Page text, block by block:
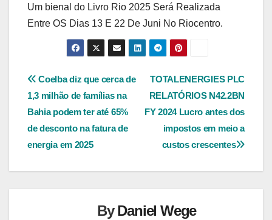
Um bienal do Livro Rio 2025 Será Realizada
Entre OS Dias 13 E 22 De Juni No Riocentro.
Navegação
de
Post
TOTALENERGIES PLC
RELATÓRIOS N42.2BN
FY 2024 Lucro antes dos
impostos em meio a
custos crescentes
Coelba diz que cerca de
1,3 milhão de famílias na
Bahia podem ter até 65%
de desconto na fatura de
energia em 2025
ByDaniel Wege